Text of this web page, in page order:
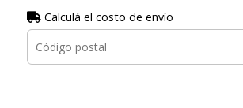
Calculá el costo de envío